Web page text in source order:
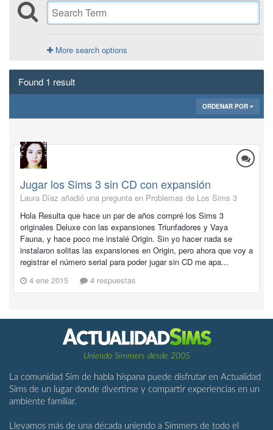
More search options
Found 1 result
ORDENAR POR
Jugar los Sims 3 sin CD con expansión
Laura Díaz añadió una pregunta en Problemas de Los Sims 3
Hola Resulta que hace un par de años compré los Sims 3
originales Deluxe con las expansiones Triunfadores y Vaya
Fauna, y hace poco me instalé Origin. Sin yo hacer nada se
instalaron solitas las expansiones en Origin, pero ahora que voy a
registrar el número serial para poder jugar sin CD me apa...
4 ene 2015
4 respuestas
Uniendo Simmers desde 2005
La comunidad Sim de habla hispana puede disfrutar en Actualidad
Sims de un lugar donde divertirse y compartir experiencias en un
ambiente familiar.
Llevamos más de una década uniendo a Simmers de todo el